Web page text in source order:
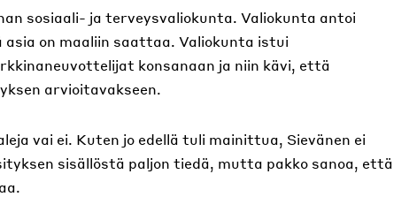
sosiaali- ja terveysvaliokunta. Valiokunta antoi
on maaliin saattaa. Valiokunta istui
konsanaan ja niin kävi, että
arvioitavakseen.
vai ei. Kuten jo edellä tuli mainittua, Sievänen ei
sisällöstä paljon tiedä, mutta pakko sanoa, että